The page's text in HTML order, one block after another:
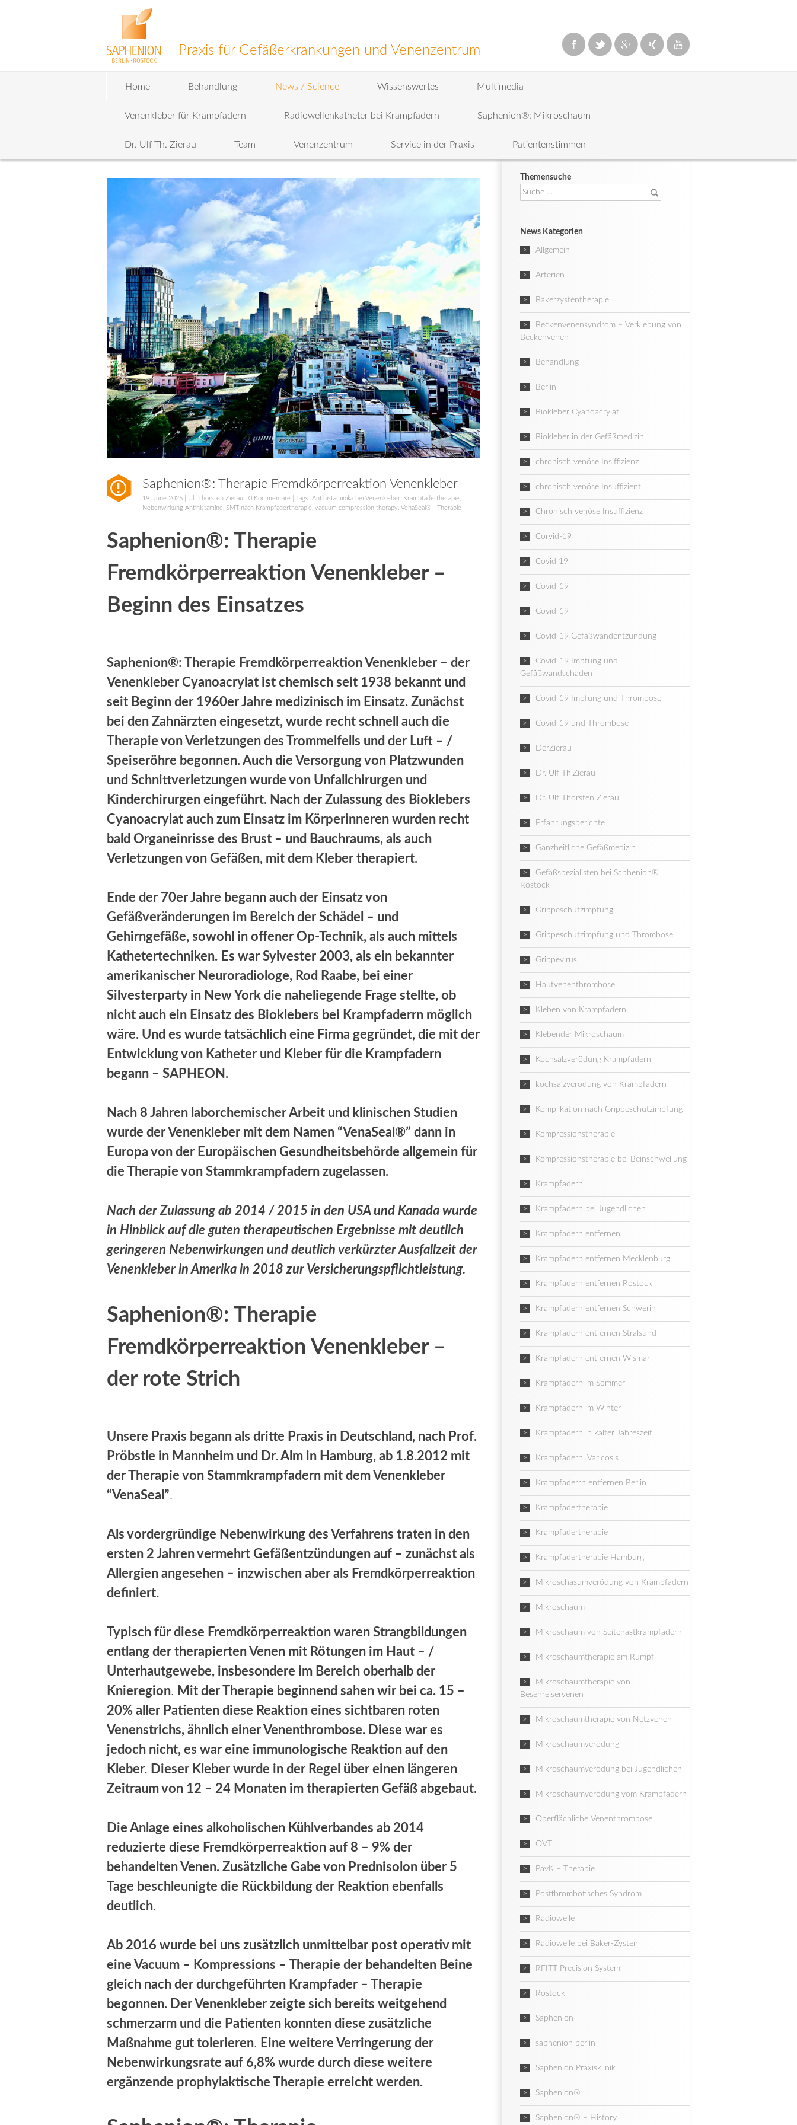
Praxis für Gefäßerkrankungen und Venenzentrum
Home Behandlung News / Science Wissenswertes Multimedia
Venenkleber für Krampfadern Radiowellenkatheter bei Krampfadern Saphenion®: Mikroschaum
Dr. Ulf Th. Zierau Team Venenzentrum Service in der Praxis Patientenstimmen
Saphenion®: Therapie Fremdkörperreaktion Venenkleber
19. June 2026 Ulf Thorsten Zierau 0 Kommentare | Tags: Antihistaminika bei Venenkleber Krampfadertherapie
Nebenwirkung Antihistamine
SMT nach Krampfadertherapie vacuum compression therapy VenaSeal® - Therapie
Saphenion®: Therapie
Fremdkörperreaktion Venenkleber –
Beginn des Einsatzes
Saphenion®: Therapie Fremdkörperreaktion Venenkleber – der
Venenkleber Cyanoacrylat ist chemisch seit 1938 bekannt und
seit Beginn der 1960er Jahre medizinisch im Einsatz. Zunächst
bei den Zahnärzten eingesetzt, wurde recht schnell auch die
Therapie von Verletzungen des Trommelfells und der Luft – /
Speiseröhre begonnen. Auch die Versorgung von Platzwunden
und Schnittverletzungen wurde von Unfallchirurgen und
Kinderchirurgen eingeführt. Nach der Zulassung des Bioklebers
Cyanoacrylat auch zum Einsatz im Körperinneren wurden recht
bald Organeinrisse des Brust – und Bauchraums, als auch
Verletzungen von Gefäßen, mit dem Kleber therapiert.
Ende der 70er Jahre begann auch der Einsatz von
Gefäßveränderungen im Bereich der Schädel – und
Gehirngefäße, sowohl in offener Op-Technik, als auch mittels
Kathetertechniken. Es war Sylvester 2003, als ein bekannter
amerikanischer Neuroradiologe, Rod Raabe, bei einer
Silvesterparty in New York die naheliegende Frage stellte, ob
nicht auch ein Einsatz des Bioklebers bei Krampfaderrn möglich
wäre. Und es wurde tatsächlich eine Firma gegründet, die mit der
Entwicklung von Katheter und Kleber für die Krampfadern
begann – SAPHEON.
Nach 8 Jahren laborchemischer Arbeit und klinischen Studien
wurde der Venenkleber mit dem Namen “VenaSeal®” dann in
Europa von der Europäischen Gesundheitsbehörde allgemein für
die Therapie von Stammkrampfadern zugelassen.
Nach der Zulassung ab 2014 / 2015 in den USA und Kanada wurde
in Hinblick auf die guten therapeutischen Ergebnisse mit deutlich
geringeren Nebenwirkungen und deutlich verkürzter Ausfallzeit der
Venenkleber in Amerika in 2018 zur Versicherungspflichtleistung.
Saphenion®: Therapie
Fremdkörperreaktion Venenkleber –
der rote Strich
Unsere Praxis begann als dritte Praxis in Deutschland, nach Prof.
Pröbstle in Mannheim und Dr. Alm in Hamburg, ab 1.8.2012 mit
der Therapie von Stammkrampfadern mit dem Venenkleber
“VenaSeal”.
Als vordergründige Nebenwirkung des Verfahrens traten in den
ersten 2 Jahren vermehrt Gefäßentzündungen auf – zunächst als
Allergien angesehen – inzwischen aber als Fremdkörperreaktion
definiert.
Typisch für diese Fremdkörperreaktion waren Strangbildungen
entlang der therapierten Venen mit Rötungen im Haut – /
Unterhautgewebe, insbesondere im Bereich oberhalb der
Knieregion. Mit der Therapie beginnend sahen wir bei ca. 15 –
20% aller Patienten diese Reaktion eines sichtbaren roten
Venenstrichs, ähnlich einer Venenthrombose. Diese war es
jedoch nicht, es war eine immunologische Reaktion auf den
Kleber. Dieser Kleber wurde in der Regel über einen längeren
Zeitraum von 12 – 24 Monaten im therapierten Gefäß abgebaut.
Die Anlage eines alkoholischen Kühlverbandes ab 2014
reduzierte diese Fremdkörperreaktion auf 8 – 9% der
behandelten Venen. Zusätzliche Gabe von Prednisolon über 5
Tage beschleunigte die Rückbildung der Reaktion ebenfalls
deutlich.
Ab 2016 wurde bei uns zusätzlich unmittelbar post operativ mit
eine Vacuum – Kompressions – Therapie der behandelten Beine
gleich nach der durchgeführten Krampfader – Therapie
begonnen. Der Venenkleber zeigte sich bereits weitgehend
schmerzarm und die Patienten konnten diese zusätzliche
Maßnahme gut tolerieren. Eine weitere Verringerung der
Nebenwirkungsrate auf 6,8% wurde durch diese weitere
ergänzende prophylaktische Therapie erreicht werden.
Themensuche
Suche
nach:
News Kategorien
Allgemein
Arterien
Bakerzystentherapie
Beckenvenensyndrom – Verklebung von
Beckenvenen
Behandlung
Berlin
Biokleber Cyanoacrylat
Biokleber in der Gefäßmedizin
chronisch venöse Insiffizienz
chronisch venöse Insuffizient
Chronisch venöse Insuffizienz
Corvid-19
Covid 19
Covid-19
Covid-19
Covid-19 Gefäßwandentzündung
Covid-19 Impfung und
Gefäßwandschaden
Covid-19 Impfung und Thrombose
Covid-19 und Thrombose
DerZierau
Dr. Ulf Th.Zierau
Dr. Ulf Thorsten Zierau
Erfahrungsberichte
Ganzheitliche Gefäßmedizin
Gefäßspezialisten bei Saphenion®
Rostock
Grippeschutzimpfung
Grippeschutzimpfung und Thrombose
Grippevirus
Hautvenenthrombose
Kleben von Krampfadern
Klebender Mikroschaum
Kochsalzverödung Krampfadern
kochsalzverödung von Krampfadern
Komplikation nach Grippeschutzimpfung
Kompressionstherapie
Kompressionstherapie bei Beinschwellung
Krampfadern
Krampfadern bei Jugendlichen
Krampfadern entfernen
Krampfadern entfernen Mecklenburg
Krampfadern entfernen Rostock
Krampfadern entfernen Schwerin
Krampfadern entfernen Stralsund
Krampfadern entfernen Wismar
Krampfadern im Sommer
Krampfadern im Winter
Krampfadern in kalter Jahreszeit
Krampfadern, Varicosis
Krampfaderrn entfernen Berlin
Krampfadertherapie
Krampfadertherapie
Krampfadertherapie Hamburg
Mikroschasumverödung von Krampfadern
Mikroschaum
Mikroschaum von Seitenastkrampfadern
Mikroschaumtherapie am Rumpf
Mikroschaumtherapie von
Besenreiservenen
Mikroschaumtherapie von Netzvenen
Mikroschaumverödung
Mikroschaumverödung bei Jugendlichen
Mikroschaumverödung vom Krampfadern
Oberflächliche Venenthrombose
OVT
PavK – Therapie
Postthrombotisches Syndrom
Radiowelle
Radiowelle bei Baker-Zysten
RFITT Precision System
Rostock
Saphenion
saphenion berlin
Saphenion Praxisklinik
Saphenion®
Saphenion® – History